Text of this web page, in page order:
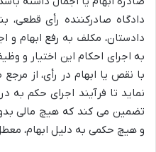
دادگاه صادرکننده رأی قطعی،
دادستان، مکلف به رفع ابهام
به اجرای احکام این اختیار و
با نقص یا ابهام در رأی، از
نماید تا فرآیند اجرای حکم
تضمین می کند که هیچ مالی
و هیچ حکمی به دلیل ابهام،